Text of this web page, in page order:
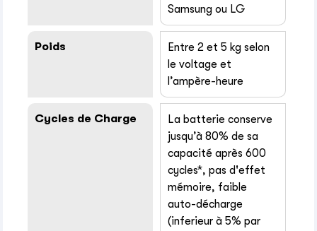
Samsung ou LG
Poids
Entre 2 et 5 kg selon
le voltage et
l’ampère-heure
Cycles de Charge
La batterie conserve
jusqu’à 80% de sa
capacité après 600
cycles*, pas d'effet
mémoire, faible
auto-décharge
(inferieur à 5% par